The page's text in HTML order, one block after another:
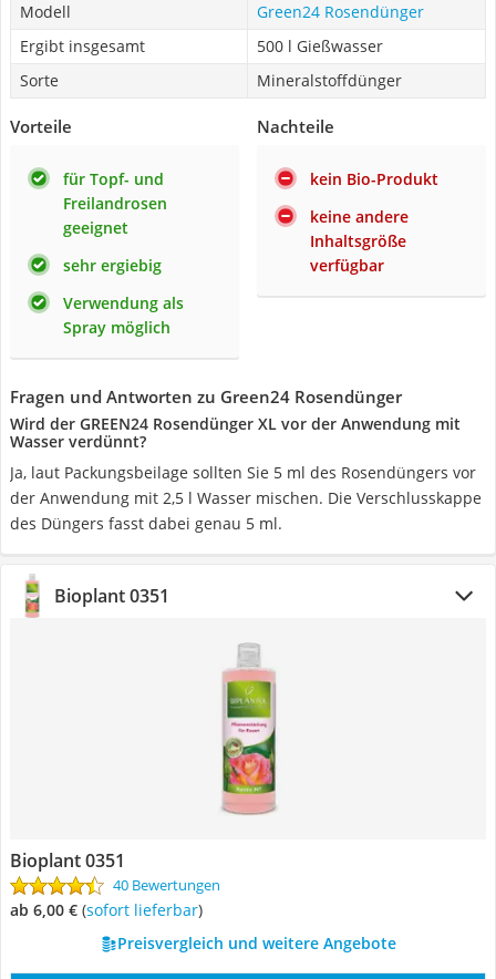
Modell
Green24 Rosendünger
Ergibt insgesamt
500 l Gießwasser
Sorte
Mineralstoffdünger
Vorteile
für Topf- und
Freilandrosen
geeignet
sehr ergiebig
Verwendung als
Spray möglich
Nachteile
kein Bio-Produkt
keine andere
Inhaltsgröße
verfügbar
Fragen und Antworten zu Green24 Rosendünger
Wird der GREEN24 Rosendünger XL vor der Anwendung mit
Wasser verdünnt?
Ja, laut Packungsbeilage sollten Sie 5 ml des Rosendüngers vor
der Anwendung mit 2,5 l Wasser mischen. Die Verschlusskappe
des Düngers fasst dabei genau 5 ml.
Bioplant 0351
Bioplant 0351
40 Bewertungen
ab 6,00 € ( Sofort lieferbar)
Preisvergleich und weitere Angebote